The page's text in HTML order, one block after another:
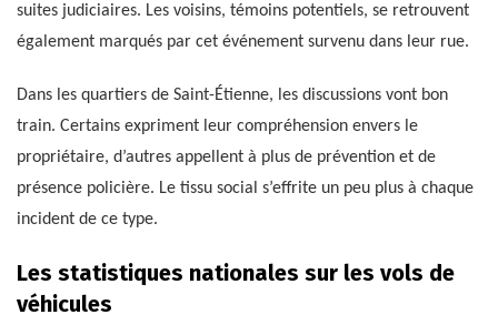
suites judiciaires. Les voisins, témoins potentiels, se retrouvent
également marqués par cet événement survenu dans leur rue.
Dans les quartiers de Saint-Étienne, les discussions vont bon
train. Certains expriment leur compréhension envers le
propriétaire, d’autres appellent à plus de prévention et de
présence policière. Le tissu social s’effrite un peu plus à chaque
incident de ce type.
Les statistiques nationales sur les vols de
véhicules